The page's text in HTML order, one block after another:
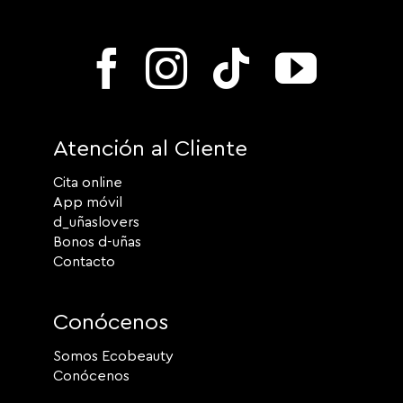
Atención al Cliente
Cita online
App móvil
d_uñaslovers
Bonos d-uñas
Contacto
Conócenos
Somos Ecobeauty
Conócenos